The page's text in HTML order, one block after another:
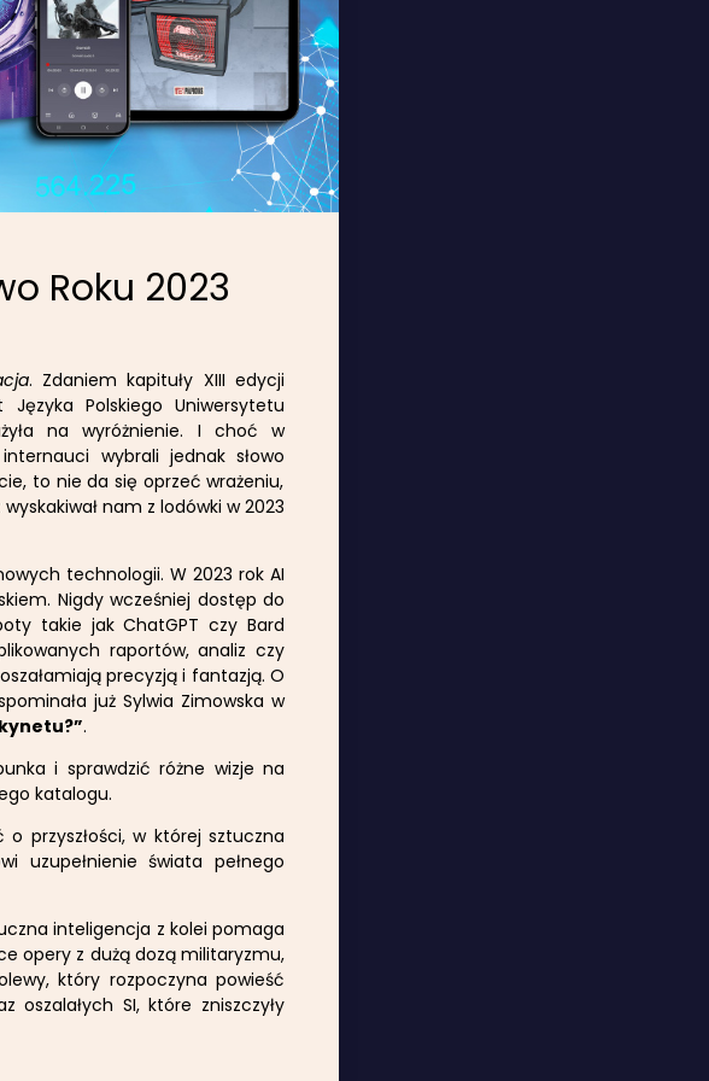
Roku 2023
. Zdaniem kapituły XIII edycji
Polskiego Uniwersytetu
na wyróżnienie. I choć w
wybrali jednak słowo
to nie da się oprzeć wrażeniu,
nam z lodówki w 2023
technologii. W 2023 rok AI
Nigdy wcześniej dostęp do
takie jak ChatGPT czy Bard
raportów, analiz czy
precyzją i fantazją. O
już Sylwia Zimowska w
.
i sprawdzić różne wizje na
katalogu.
przyszłości, w której sztuczna
uzupełnienie świata pełnego
inteligencja z kolei pomaga
opery z dużą dozą militaryzmu,
który rozpoczyna powieść
oszalałych SI, które zniszczyły